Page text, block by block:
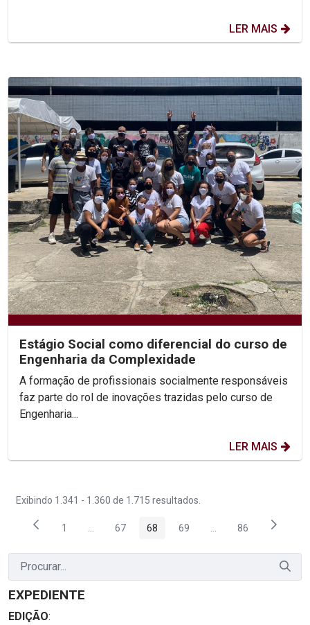
LER MAIS
Estágio Social como diferencial do curso de
Engenharia da Complexidade
A formação de profissionais socialmente responsáveis
faz parte do rol de inovações trazidas pelo curso de
Engenharia...
LER MAIS
Exibindo 1.341 - 1.360 de 1.715 resultados.
Página
1 Páginas intermediárias Usar ABA para navegar.
Página
67 Página
68 Página
69 PáginasPágina
86
EXPEDIENTE
EDIÇÃO: